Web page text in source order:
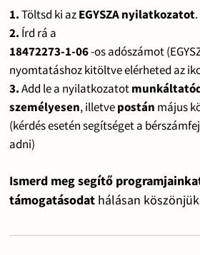
1.Töltsd ki azEGYSZA nyilatkozatot.
2. Írd rá a
18472273-1-06-os adószámot
nyomtatáshoz kitöltve elérheted az
3.Add le a nyilatkozatot
személyesen, illetvepostán május
(kérdés esetén segítséget a
adni)
Ismerd meg segítő
támogatásodat hálásan